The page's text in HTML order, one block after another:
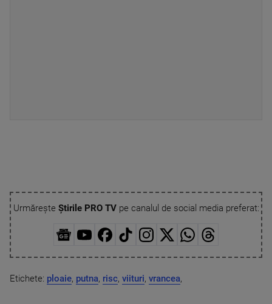
Urmărește Știrile PRO TVpe canalul de social media preferat:
Etichete: ploaie, putna, risc, viituri, vrancea,